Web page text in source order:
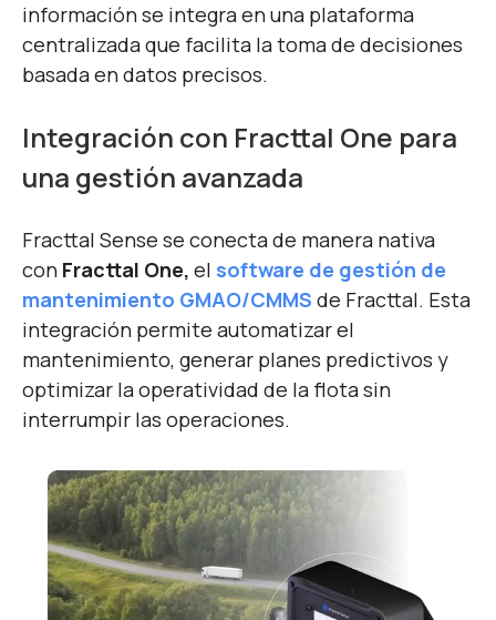
información se integra en una plataforma
centralizada que facilita la toma de decisiones
basada en datos precisos.
Integración con Fracttal One para
una gestión avanzada
Fracttal Sense se conecta de manera nativa
con Fracttal One, el software de gestión de
mantenimiento GMAO/CMMS de Fracttal. Esta
integración permite automatizar el
mantenimiento, generar planes predictivos y
optimizar la operatividad de la flota sin
interrumpir las operaciones.